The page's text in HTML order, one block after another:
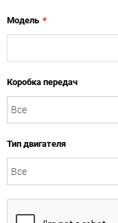
Модель *
Коробка передач
Тип двигателя